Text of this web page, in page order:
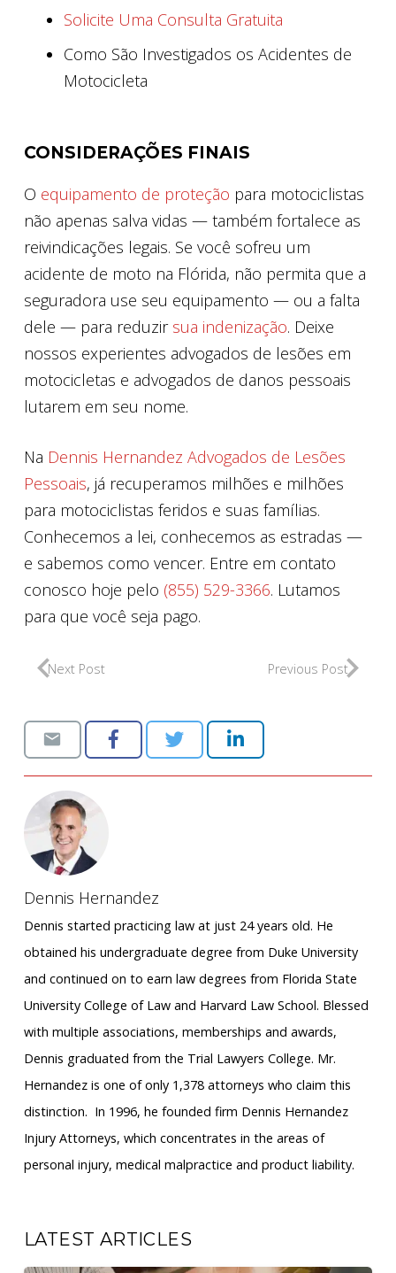
Solicite Uma Consulta Gratuita
Como São Investigados os Acidentes de
Motocicleta
CONSIDERAÇÕES FINAIS
O equipamento de proteção para motociclistas
não apenas salva vidas — também fortalece as
reivindicações legais. Se você sofreu um
acidente de moto na Flórida, não permita que a
seguradora use seu equipamento — ou a falta
dele — para reduzir sua indenização. Deixe
nossos experientes advogados de lesões em
motocicletas e advogados de danos pessoais
lutarem em seu nome.
Na Dennis Hernandez Advogados de Lesões
Pessoais, já recuperamos milhões e milhões
para motociclistas feridos e suas famílias.
Conhecemos a lei, conhecemos as estradas —
e sabemos como vencer. Entre em contato
conosco hoje pelo (855) 529-3366. Lutamos
para que você seja pago.
Next Post Previous Post
Dennis Hernandez
Dennis started practicing law at just 24 years old. He
obtained his undergraduate degree from Duke University
and continued on to earn law degrees from Florida State
University College of Law and Harvard Law School. Blessed
with multiple associations, memberships and awards,
Dennis graduated from the Trial Lawyers College. Mr.
Hernandez is one of only 1,378 attorneys who claim this
distinction. ​ In 1996, he founded firm Dennis Hernandez
Injury Attorneys, which concentrates in the areas of
personal injury, medical malpractice and product liability.
LATEST ARTICLES